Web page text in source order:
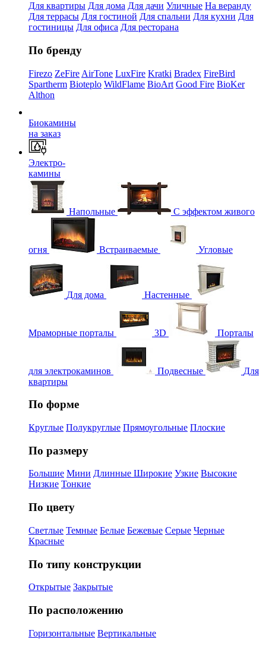
Для квартиры Для дома Для дачи Уличные На веранду
Для террасы Для гостиной Для спальни Для кухни Для
гостиницы Для офиса Для ресторана
По бренду
Firezo ZeFire AirTone LuxFire Kratki Bradex FireBird
Spartherm Bioteplo WildFlame BioArt Good Fire BioKer
Althon
Биокамины
на заказ
Электро-
камины
Напольные С эффектом живого
огня Встраиваемые Угловые
Для дома Настенные
Мраморные порталы 3D Порталы
для электрокаминов Подвесные
Для
квартиры
По форме
Круглые Полукруглые Прямоугольные Плоские
По размеру
Большие Мини Длинные Широкие Узкие Высокие
Низкие Тонкие
По цвету
Светлые Темные Белые Бежевые Серые Черные
Красные
По типу конструкции
Открытые Закрытые
По расположению
Горизонтальные Вертикальные